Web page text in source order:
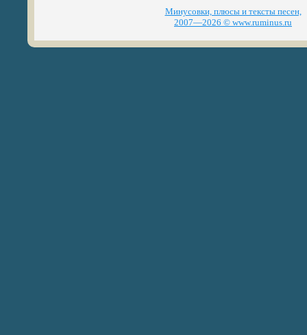
Минусовки, плюсы и тексты песен,
2007—2026 © www.ruminus.ru